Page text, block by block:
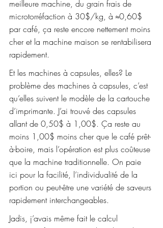
meilleure machine, du grain frais de
microtorréfaction à 30$/kg, à ≈0,60$
par café, ça reste encore nettement moins
cher et la machine maison se rentabilisera
rapidement.
Et les machines à capsules, elles? Le
problème des machines à capsules, c’est
qu’elles suivent le modèle de la cartouche
d’imprimante. J’ai trouvé des capsules
allant de 0,50$ à 1,00$. Ça reste au
moins 1,00$ moins cher que le café prêt-
à-boire, mais l’opération est plus coûteuse
que la machine traditionnelle. On paie
ici pour la facilité, l’individualité de la
portion ou peut-être une variété de saveurs
rapidement interchangeables.
Jadis, j’avais même fait le calcul